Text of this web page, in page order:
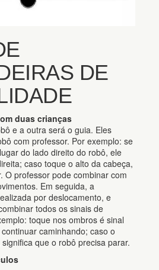
DE
duas crianças
e a outra será o guia. Eles
com professor. Por exemplo: se
do lado direito do robô, ele
caso toque o alto da cabeça,
O professor pode combinar com
Em seguida, a
por deslocamento, e
todos os sinais de
toque nos ombros é sinal
caminhando; caso o
que o robô precisa parar.